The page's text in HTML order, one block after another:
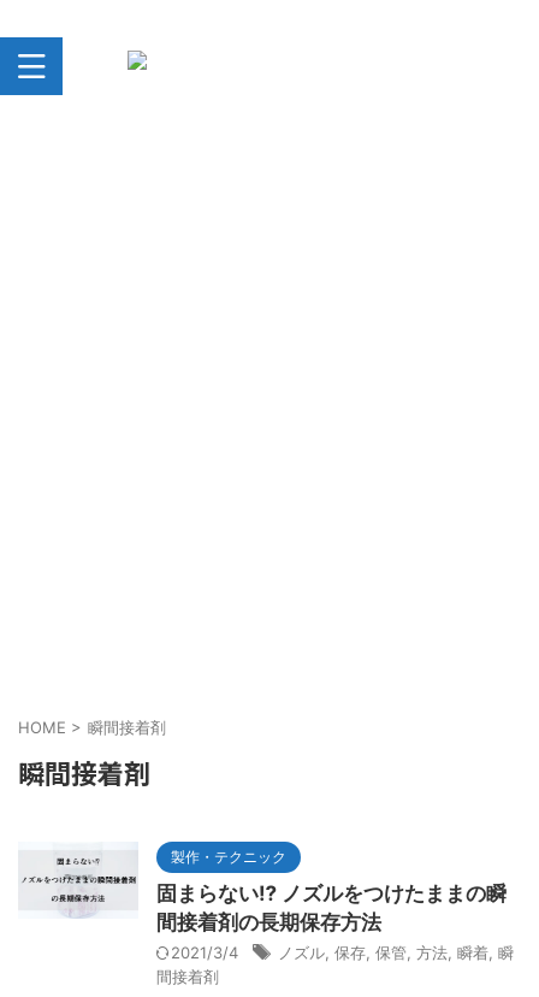
HOME > 瞬間接着剤
瞬間接着剤
製作・テクニック
固まらない⁉ ノズルをつけたままの瞬
間接着剤の長期保存方法
2021/3/4 ノズル 保存 保管 方法 瞬着 瞬
間接着剤